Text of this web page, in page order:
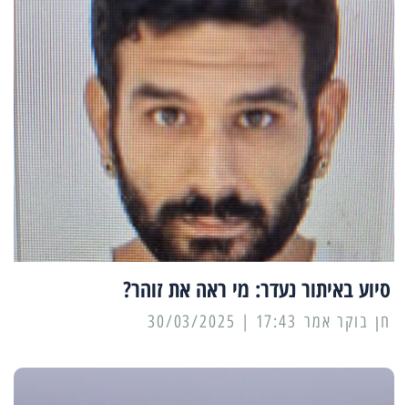
סיוע באיתור נעדר: מי ראה את זוהר?
17:43 | 30/03/2025